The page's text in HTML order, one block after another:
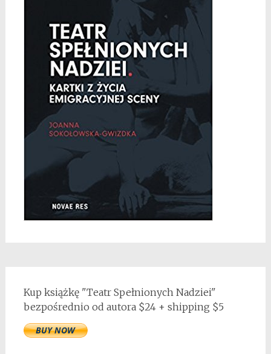
Kup książkę "Teatr Spełnionych Nadziei"
bezpośrednio od autora $24 + shipping $5